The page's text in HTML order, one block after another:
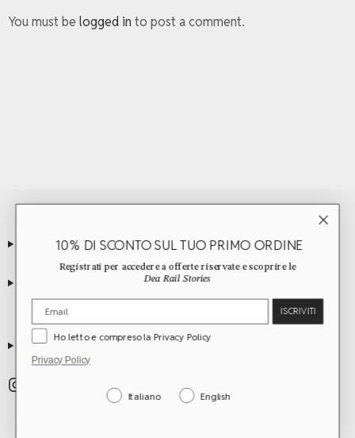
You must be logged in to post a comment.
GUIDE
10% DI SCONTO SUL TUO PRIMO ORDINE
Registrati per accedere a offerte riservate e scoprire le
Dea Rail Stories
ISCRIVITI
Ho letto e compreso la Privacy Policy
Privacy Policy
Italiano English